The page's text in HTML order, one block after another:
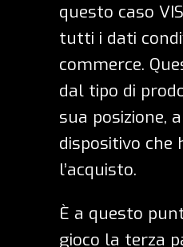
questo caso
tutti i dati
commerce.
dal tipo di
sua posizione,
dispositivo che
l’acquisto.
È a questo
gioco la terza